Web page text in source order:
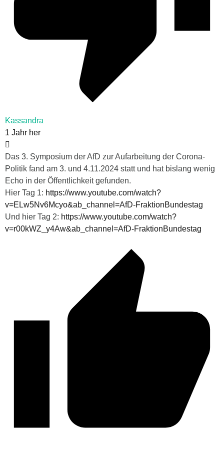
Kassandra
1 Jahr her
Das 3. Symposium der AfD zur Aufarbeitung der Corona-
Politik fand am 3. und 4.11.2024 statt und hat bislang wenig
Echo in der Öffentlichkeit gefunden.
Hier Tag 1: https://www.youtube.com/watch?
v=ELw5Nv6Mcyo&ab_channel=AfD-FraktionBundestag
Und hier Tag 2: https://www.youtube.com/watch?
v=r00kWZ_y4Aw&ab_channel=AfD-FraktionBundestag